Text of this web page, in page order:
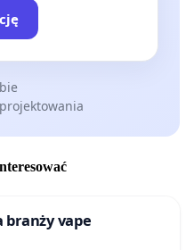
branży vape